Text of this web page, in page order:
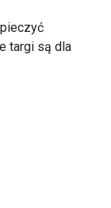
targi są dla